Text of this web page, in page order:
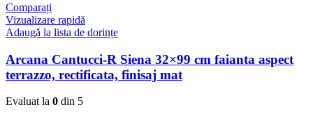
Comparați
Vizualizare rapidă
Adaugă la lista de dorințe
Arcana Cantucci-R Siena 32×99 cm faianta aspect
terrazzo, rectificata, finisaj mat
Evaluat la 0 din 5